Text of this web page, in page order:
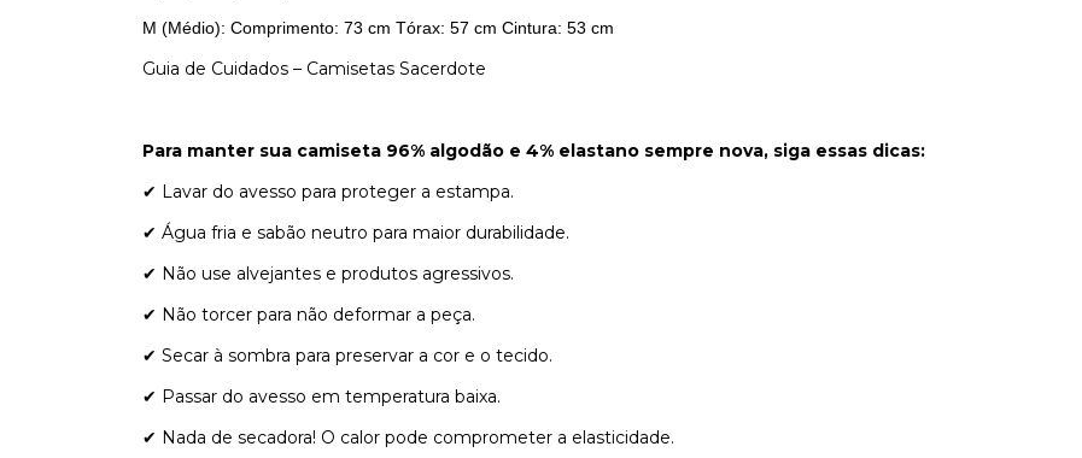
M (Médio): Comprimento: 73 cm Tórax: 57 cm Cintura: 53 cm
Guia de Cuidados – Camisetas Sacerdote
Para manter sua camiseta 96% algodão e 4% elastano sempre nova, siga essas dicas:
✔ Lavar do avesso para proteger a estampa.
✔ Água fria e sabão neutro para maior durabilidade.
✔ Não use alvejantes e produtos agressivos.
✔ Não torcer para não deformar a peça.
✔ Secar à sombra para preservar a cor e o tecido.
✔ Passar do avesso em temperatura baixa.
✔ Nada de secadora! O calor pode comprometer a elasticidade.